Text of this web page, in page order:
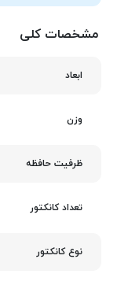
مشخصات کلی
ابعاد
وزن
ظرفیت حافظه
تعداد کانکتور
نوع کانکتور